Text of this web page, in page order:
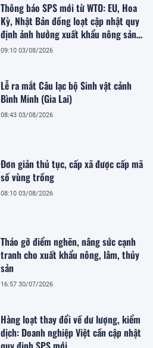
Thông báo SPS mới từ WTO: EU, Hoa
Kỳ, Nhật Bản đồng loạt cập nhật quy
định ảnh hưởng xuất khẩu nông sản
Việt
09:10 03/08/2026
Lễ ra mắt Câu lạc bộ Sinh vật cảnh
Bình Minh (Gia Lai)
08:43 03/08/2026
Đơn giản thủ tục, cấp xã được cấp mã
số vùng trồng
08:10 03/08/2026
Tháo gỡ điểm nghẽn, nâng sức cạnh
tranh cho xuất khẩu nông, lâm, thủy
sản
16:57 30/07/2026
Hàng loạt thay đổi về dư lượng, kiểm
dịch: Doanh nghiệp Việt cần cập nhật